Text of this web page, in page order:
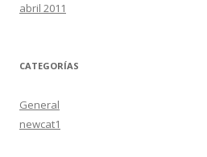
abril 2011
CATEGORÍAS
General
newcat1